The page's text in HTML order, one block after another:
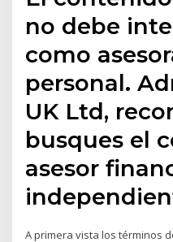
no debe
como
personal.
UK Ltd,
busques el
asesor
A primera vista los términos